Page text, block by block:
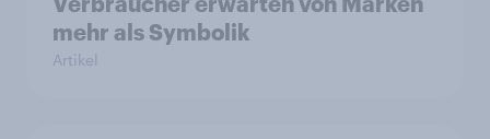
mehr als Symbolik
Artikel